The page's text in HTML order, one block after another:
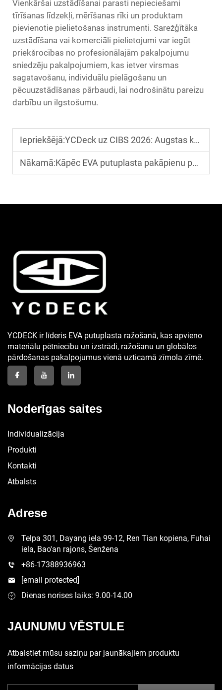
Vienkāršai uzstādīšanai parasti nepieciešami
tīrīšanas līdzekļi, mērīšanas rīki un produktam
pievienotie pielietošanas instrumenti. Sarežģītāka
uzstādīšana vai komerciāli pielietojumi var iegūt
priekšrocības no profesionālajām pakalpojumu
sniedzēju pakalpojumiem, kas ietver virsmas
sagatavošanu, individuālu pielāgošanu un
pēcuuzstādīšanas pārbaudi, lai nodrošinātu pareizu
darbību un ilgstošumu.
Iepriekšējā:YCDeck uz CIBS 2026: Augstas kvalitātes EVA kuģu klāju ražotājs
Nākamā:Kāpēc EVA putuplasta pakāpienu pārklājumi ir populāri starp RV un kuģu ražotājiem?
YCDECK ir līderis EVA putuplasta ražošanā, kas apvieno
materiālu pētniecību un izstrādi, ražošanu un globālos
pārdošanas pakalpojumus vienā uzticamā zīmola zīmē.
Noderīgas saites
Individualizācija
Produkti
Kontakti
Atbalsts
Adrese
Telpa 301, Dayang iela 99-12, Ren Tian kopiena, Fuhai
iela, Bao'an rajons, Šenžena
+86-17388936963
[email protected]
Dienas norises laiks: 9.00-14.00
JAUNUMU VĒSTULE
Atbalstiet mūsu saziņu par jaunākajiem produktu
informācijas datus